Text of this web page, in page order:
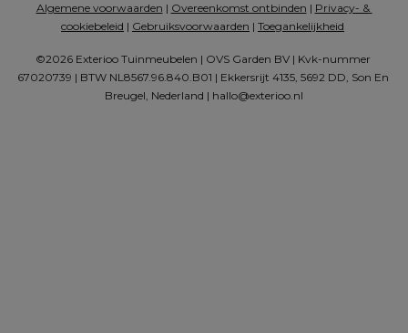
Algemene voorwaarden | Overeenkomst ontbinden | Privacy- &
cookiebeleid | Gebruiksvoorwaarden | Toegankelijkheid
©2026 Exterioo Tuinmeubelen | OVS Garden BV | Kvk-nummer
67020739 | BTW NL8567.96.840.B01 | Ekkersrijt 4135, 5692 DD, Son En
Breugel, Nederland | hallo@exterioo.nl